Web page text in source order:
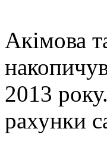
Акімова
2013
рахунки